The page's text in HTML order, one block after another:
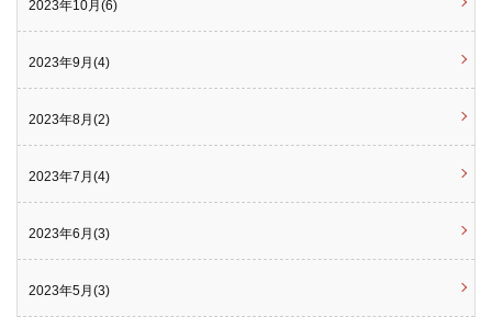
2023年10月(6)
2023年9月(4)
2023年8月(2)
2023年7月(4)
2023年6月(3)
2023年5月(3)